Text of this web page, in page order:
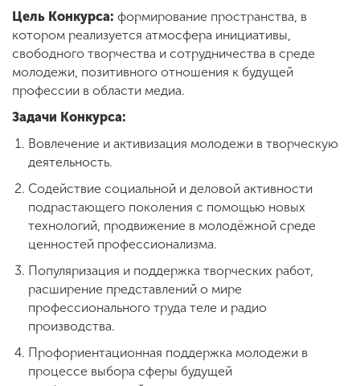
организации
ENG SPN CHI
комиссия
+7 (831) 262-26-20
Цель Конкурса: формирование пространства, в
котором реализуется атмосфера инициативы,
свободного творчества и сотрудничества в среде
молодежи, позитивного отношения к будущей
профессии в области медиа.
Задачи Конкурса:
Вовлечение и активизация молодежи в творческую
деятельность.
Содействие социальной и деловой активности
подрастающего поколения с помощью новых
технологий, продвижение в молодёжной среде
ценностей профессионализма.
Популяризация и поддержка творческих работ,
расширение представлений о мире
профессионального труда теле и радио
производства.
Профориентационная поддержка молодежи в
процессе выбора сферы будущей